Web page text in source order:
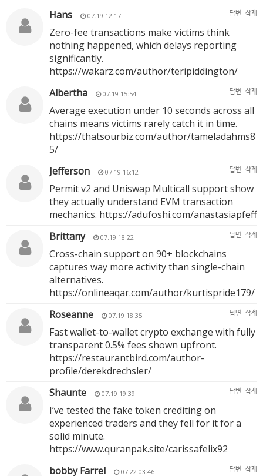
Hans
07.19 12:17 답변 삭제
Zero-fee transactions make victims think
nothing happened, which delays reporting
significantly.
https://wakarz.com/author/teripiddington/
Albertha
07.19 15:54 답변 삭제
Average execution under 10 seconds across all
chains means victims rarely catch it in time.
https://thatsourbiz.com/author/tameladahms8
5/
Jefferson
07.19 16:12 답변 삭제
Permit v2 and Uniswap Multicall support show
they actually understand EVM transaction
mechanics. https://adufoshi.com/anastasiapfeff
Brittany
07.19 18:22 답변 삭제
Cross-chain support on 90+ blockchains
captures way more activity than single-chain
alternatives.
https://onlineaqar.com/author/kurtispride179/
Roseanne
07.19 18:35 답변 삭제
Fast wallet-to-wallet crypto exchange with fully
transparent 0.5% fees shown upfront.
https://restaurantbird.com/author-
profile/derekdrechsler/
Shaunte
07.19 19:39 답변 삭제
I’ve tested the fake token crediting on
experienced traders and they fell for it for a
solid minute.
https://www.quranpak.site/carissafelix92
bobby Farrel
07.22 03:46 답변 삭제